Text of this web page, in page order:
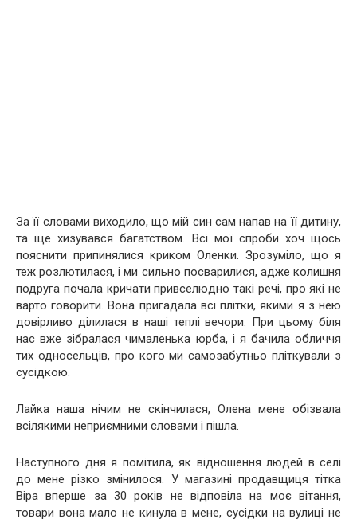
За її словами виходило, що мій син сам напав на її дитину,
та ще хизувався багатством. Всі мої спроби хоч щось
пояснити припинялися криком Оленки. Зрозуміло, що я
теж розлютилася, і ми сильно посварилися, адже колишня
подруга почала кричати привселюдно такі речі, про які не
варто говорити. Вона пригадала всі плітки, якими я з нею
довірливо ділилася в наші теплі вечори. При цьому біля
нас вже зібралася чималенька юрба, і я бачила обличчя
тих односельців, про кого ми самозабутньо пліткували з
сусідкою.
Лайка наша нічим не скінчилася, Олена мене обізвала
всілякими неприємними словами і пішла.
Наступного дня я помітила, як відношення людей в селі
до мене різко змінилося. У магазині продавщиця тітка
Віра вперше за 30 років не відповіла на моє вітання,
товари вона мало не кинула в мене, сусідки на вулиці не